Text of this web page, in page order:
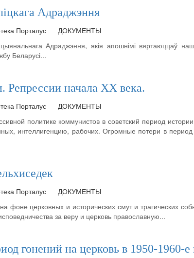
Адраджэння
Порталус
ДОКУМЕНТЫ
Адраджэння, якія апошнімі вяртаюццаў
Беларусі...
Репрессии начала ХХ века.
Порталус
ДОКУМЕНТЫ
политике коммунистов в советский период
интеллигенцию, рабочих. Огромные потери в
Порталус
ДОКУМЕНТЫ
фоне церковных и исторических смут и трагических
за веру и церковь православную...
гонений на церковь в 1950-1960-е